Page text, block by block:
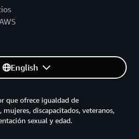
English
que ofrece igualdad de
discapacitados, veteranos,
sexual y edad.